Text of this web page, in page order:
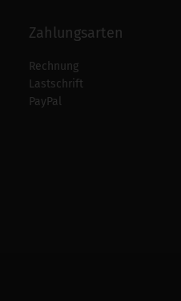
Zahlungsarten
Rechnung
Lastschrift
PayPal